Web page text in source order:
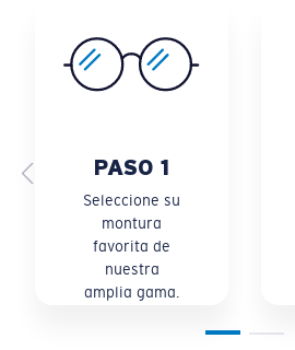
el filtrado de luz azul violeta.
nm según lo
PASO 1
Seleccione su
montura
favorita de
nuestra
amplia gama.